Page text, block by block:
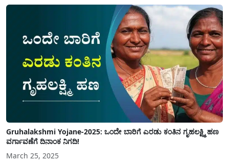
Gruhalakshmi Yojane-2025: ಒಂದೇ ಬಾರಿಗೆ ಎರಡು ಕಂತಿನ ಗೃಹಲಕ್ಷ್ಮಿ ಹಣ
ವರ್ಗಾವಣೆಗೆ ದಿನಾಂಕ ನಿಗದಿ!
March 25, 2025